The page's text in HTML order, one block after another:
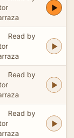
Read by
Read by
Read by